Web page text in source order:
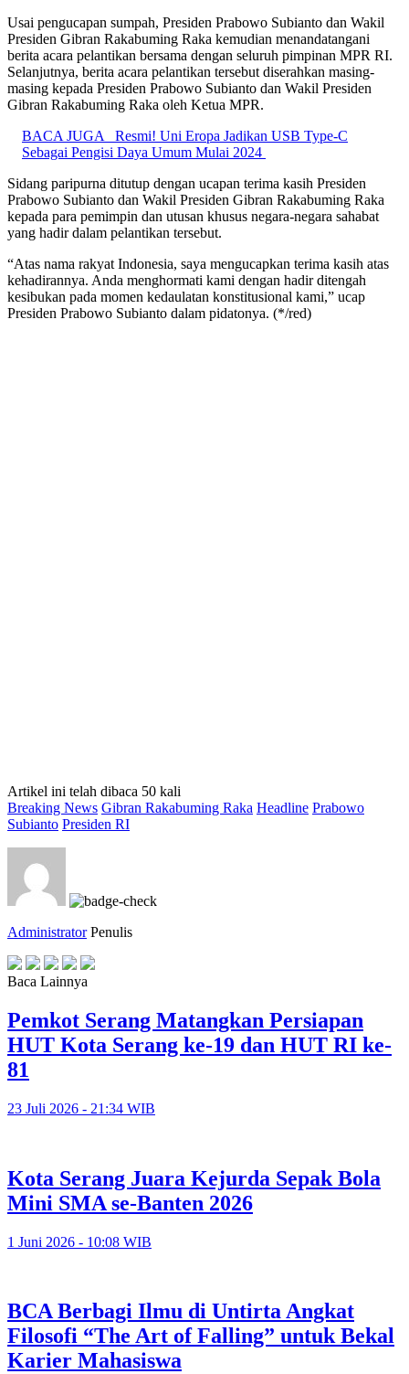
Usai pengucapan sumpah, Presiden Prabowo Subianto dan Wakil
Presiden Gibran Rakabuming Raka kemudian menandatangani
berita acara pelantikan bersama dengan seluruh pimpinan MPR RI.
Selanjutnya, berita acara pelantikan tersebut diserahkan masing-
masing kepada Presiden Prabowo Subianto dan Wakil Presiden
Gibran Rakabuming Raka oleh Ketua MPR.
BACA JUGA
Resmi! Uni Eropa Jadikan USB Type-C
Sebagai Pengisi Daya Umum Mulai 2024
Sidang paripurna ditutup dengan ucapan terima kasih Presiden
Prabowo Subianto dan Wakil Presiden Gibran Rakabuming Raka
kepada para pemimpin dan utusan khusus negara-negara sahabat
yang hadir dalam pelantikan tersebut.
“Atas nama rakyat Indonesia, saya mengucapkan terima kasih atas
kehadirannya. Anda menghormati kami dengan hadir ditengah
kesibukan pada momen kedaulatan konstitusional kami,” ucap
Presiden Prabowo Subianto dalam pidatonya. (*/red)
Artikel ini telah dibaca 50 kali
Breaking News Gibran Rakabuming Raka Headline Prabowo
Subianto Presiden RI
Administrator Penulis
Baca Lainnya
Pemkot Serang Matangkan Persiapan
HUT Kota Serang ke-19 dan HUT RI ke-
81
23 Juli 2026 - 21:34 WIB
Kota Serang Juara Kejurda Sepak Bola
Mini SMA se-Banten 2026
1 Juni 2026 - 10:08 WIB
BCA Berbagi Ilmu di Untirta Angkat
Filosofi “The Art of Falling” untuk Bekal
Karier Mahasiswa